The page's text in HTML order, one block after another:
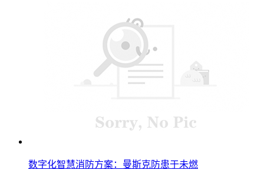
数字化智慧消防方案：曼斯克防患于未燃